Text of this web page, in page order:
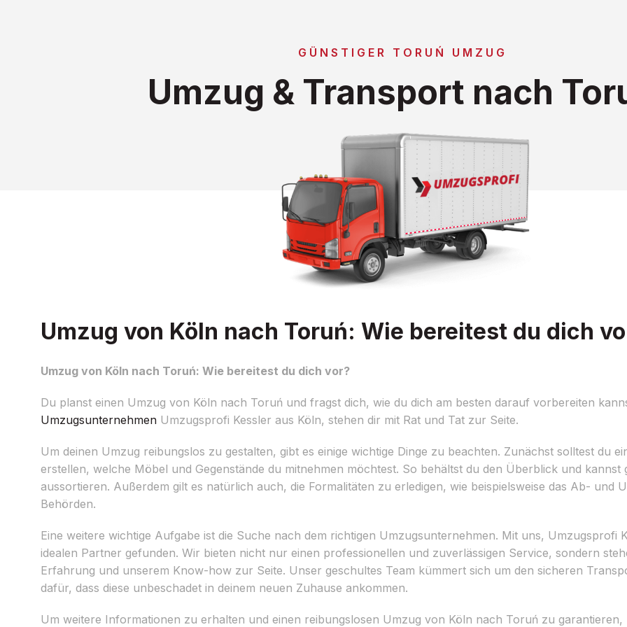
GÜNSTIGER TORUŃ UMZUG
Umzug & Transport nach
Umzug von Köln nach Toruń: Wie bereitest du dich
Umzug von Köln nach Toruń: Wie bereitest du dich vor?
Du planst einen Umzug von Köln nach Toruń und fragst dich, wie du dich am besten darauf vorbereiten
Umzugsunternehmen Umzugsprofi Kessler aus Köln, stehen dir mit Rat und Tat zur Seite.
Um deinen Umzug reibungslos zu gestalten, gibt es einige wichtige Dinge zu beachten. Zunächst solltest du
erstellen, welche Möbel und Gegenstände du mitnehmen möchtest. So behältst du den Überblick und kannst
aussortieren. Außerdem gilt es natürlich auch, die Formalitäten zu erledigen, wie beispielsweise das Ab- und
Behörden.
Eine weitere wichtige Aufgabe ist die Suche nach dem richtigen Umzugsunternehmen. Mit uns, Umzugsprofi
idealen Partner gefunden. Wir bieten nicht nur einen professionellen und zuverlässigen Service, sondern
Erfahrung und unserem Know-how zur Seite. Unser geschultes Team kümmert sich um den sicheren
dafür, dass diese unbeschadet in deinem neuen Zuhause ankommen.
Um weitere Informationen zu erhalten und einen reibungslosen Umzug von Köln nach Toruń zu garantieren,